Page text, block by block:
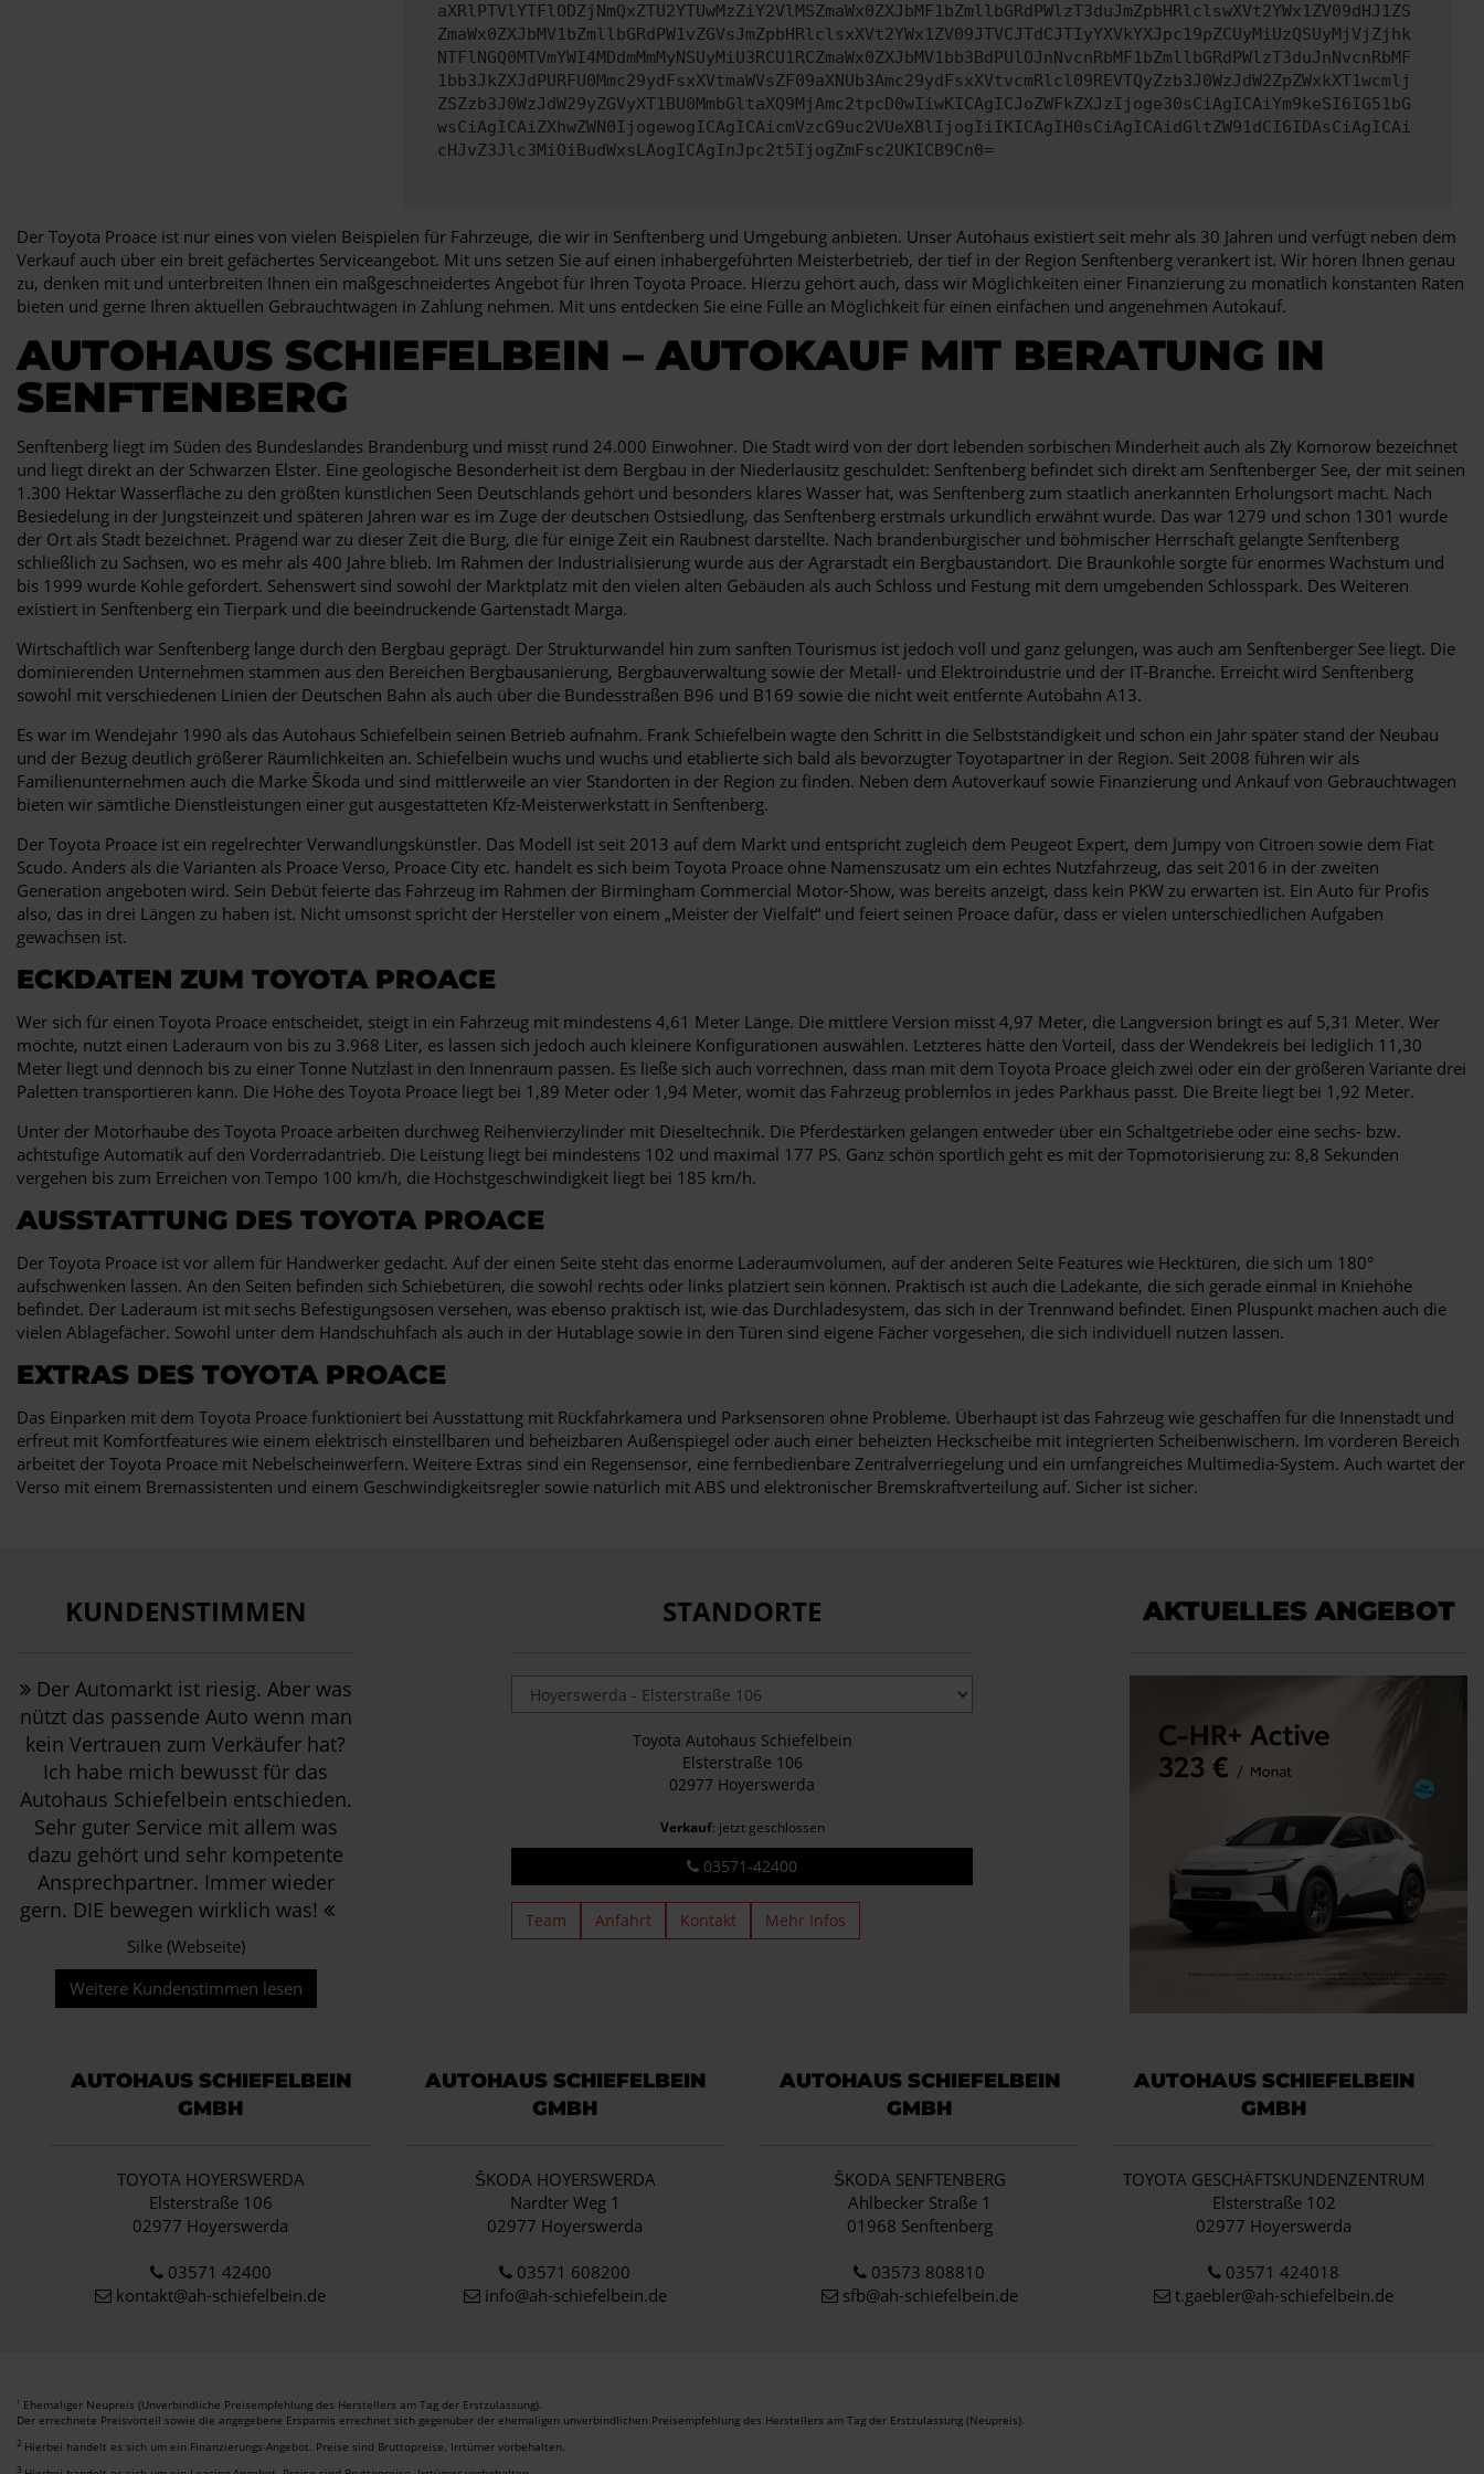
aXRlPTVlYTFlODZjNmQxZTU2YTUwMzZiY2VlMSZmaWx0ZXJbMF1bZmllbGRdPWlzT3duJmZpbHRlclswXVt2YWx1ZV09dHJ1ZS
ZmaWx0ZXJbMV1bZmllbGRdPW1vZGVsJmZpbHRlclsxXVt2YWx1ZV09JTVCJTdCJTIyYXVkYXJpc19pZCUyMiUzQSUyMjVjZjhk
NTFlNGQ0MTVmYWI4MDdmMmMyNSUyMiU3RCU1RCZmaWx0ZXJbMV1bb3BdPUlOJnNvcnRbMF1bZmllbGRdPWlzT3duJnNvcnRbMF
1bb3JkZXJdPURFU0Mmc29ydFsxXVtmaWVsZF09aXNUb3Amc29ydFsxXVtvcmRlcl09REVTQyZzb3J0WzJdW2ZpZWxkXT1wcmlj
ZSZzb3J0WzJdW29yZGVyXT1BU0MmbGltaXQ9MjAmc2tpcD0wIiwKICAgICJoZWFkZXJzIjoge30sCiAgICAiYm9keSI6IG51bG
wsCiAgICAiZXhwZWN0IjogewogICAgICAicmVzcG9uc2VUeXBlIjogIiIKICAgIH0sCiAgICAidGltZW91dCI6IDAsCiAgICAi
cHJvZ3Jlc3MiOiBudWxsLAogICAgInJpc2t5IjogZmFsc2UKICB9Cn0=
Der Toyota Proace ist nur eines von vielen Beispielen für Fahrzeuge, die wir in Senftenberg und Umgebung anbieten. Unser Autohaus existiert seit mehr als 30 Jahren und verfügt neben dem
Verkauf auch über ein breit gefächertes Serviceangebot. Mit uns setzen Sie auf einen inhabergeführten Meisterbetrieb, der tief in der Region Senftenberg verankert ist. Wir hören Ihnen genau
zu, denken mit und unterbreiten Ihnen ein maßgeschneidertes Angebot für Ihren Toyota Proace. Hierzu gehört auch, dass wir Möglichkeiten einer Finanzierung zu monatlich konstanten Raten
bieten und gerne Ihren aktuellen Gebrauchtwagen in Zahlung nehmen. Mit uns entdecken Sie eine Fülle an Möglichkeit für einen einfachen und angenehmen Autokauf.
AUTOHAUS SCHIEFELBEIN – AUTOKAUF MIT BERATUNG IN
SENFTENBERG
Senftenberg liegt im Süden des Bundeslandes Brandenburg und misst rund 24.000 Einwohner. Die Stadt wird von der dort lebenden sorbischen Minderheit auch als Zły Komorow bezeichnet
und liegt direkt an der Schwarzen Elster. Eine geologische Besonderheit ist dem Bergbau in der Niederlausitz geschuldet: Senftenberg befindet sich direkt am Senftenberger See, der mit seinen
1.300 Hektar Wasserfläche zu den größten künstlichen Seen Deutschlands gehört und besonders klares Wasser hat, was Senftenberg zum staatlich anerkannten Erholungsort macht. Nach
Besiedelung in der Jungsteinzeit und späteren Jahren war es im Zuge der deutschen Ostsiedlung, das Senftenberg erstmals urkundlich erwähnt wurde. Das war 1279 und schon 1301 wurde
der Ort als Stadt bezeichnet. Prägend war zu dieser Zeit die Burg, die für einige Zeit ein Raubnest darstellte. Nach brandenburgischer und böhmischer Herrschaft gelangte Senftenberg
schließlich zu Sachsen, wo es mehr als 400 Jahre blieb. Im Rahmen der Industrialisierung wurde aus der Agrarstadt ein Bergbaustandort. Die Braunkohle sorgte für enormes Wachstum und
bis 1999 wurde Kohle gefördert. Sehenswert sind sowohl der Marktplatz mit den vielen alten Gebäuden als auch Schloss und Festung mit dem umgebenden Schlosspark. Des Weiteren
existiert in Senftenberg ein Tierpark und die beeindruckende Gartenstadt Marga.
Wirtschaftlich war Senftenberg lange durch den Bergbau geprägt. Der Strukturwandel hin zum sanften Tourismus ist jedoch voll und ganz gelungen, was auch am Senftenberger See liegt. Die
dominierenden Unternehmen stammen aus den Bereichen Bergbausanierung, Bergbauverwaltung sowie der Metall- und Elektroindustrie und der IT-Branche. Erreicht wird Senftenberg
sowohl mit verschiedenen Linien der Deutschen Bahn als auch über die Bundesstraßen B96 und B169 sowie die nicht weit entfernte Autobahn A13.
Es war im Wendejahr 1990 als das Autohaus Schiefelbein seinen Betrieb aufnahm. Frank Schiefelbein wagte den Schritt in die Selbstständigkeit und schon ein Jahr später stand der Neubau
und der Bezug deutlich größerer Räumlichkeiten an. Schiefelbein wuchs und wuchs und etablierte sich bald als bevorzugter Toyotapartner in der Region. Seit 2008 führen wir als
Familienunternehmen auch die Marke Škoda und sind mittlerweile an vier Standorten in der Region zu finden. Neben dem Autoverkauf sowie Finanzierung und Ankauf von Gebrauchtwagen
bieten wir sämtliche Dienstleistungen einer gut ausgestatteten Kfz-Meisterwerkstatt in Senftenberg.
Der Toyota Proace ist ein regelrechter Verwandlungskünstler. Das Modell ist seit 2013 auf dem Markt und entspricht zugleich dem Peugeot Expert, dem Jumpy von Citroen sowie dem Fiat
Scudo. Anders als die Varianten als Proace Verso, Proace City etc. handelt es sich beim Toyota Proace ohne Namenszusatz um ein echtes Nutzfahrzeug, das seit 2016 in der zweiten
Generation angeboten wird. Sein Debüt feierte das Fahrzeug im Rahmen der Birmingham Commercial Motor-Show, was bereits anzeigt, dass kein PKW zu erwarten ist. Ein Auto für Profis
also, das in drei Längen zu haben ist. Nicht umsonst spricht der Hersteller von einem „Meister der Vielfalt“ und feiert seinen Proace dafür, dass er vielen unterschiedlichen Aufgaben
gewachsen ist.
ECKDATEN ZUM TOYOTA PROACE
Wer sich für einen Toyota Proace entscheidet, steigt in ein Fahrzeug mit mindestens 4,61 Meter Länge. Die mittlere Version misst 4,97 Meter, die Langversion bringt es auf 5,31 Meter. Wer
möchte, nutzt einen Laderaum von bis zu 3.968 Liter, es lassen sich jedoch auch kleinere Konfigurationen auswählen. Letzteres hätte den Vorteil, dass der Wendekreis bei lediglich 11,30
Meter liegt und dennoch bis zu einer Tonne Nutzlast in den Innenraum passen. Es ließe sich auch vorrechnen, dass man mit dem Toyota Proace gleich zwei oder ein der größeren Variante drei
Paletten transportieren kann. Die Höhe des Toyota Proace liegt bei 1,89 Meter oder 1,94 Meter, womit das Fahrzeug problemlos in jedes Parkhaus passt. Die Breite liegt bei 1,92 Meter.
Unter der Motorhaube des Toyota Proace arbeiten durchweg Reihenvierzylinder mit Dieseltechnik. Die Pferdestärken gelangen entweder über ein Schaltgetriebe oder eine sechs- bzw.
achtstufige Automatik auf den Vorderradantrieb. Die Leistung liegt bei mindestens 102 und maximal 177 PS. Ganz schön sportlich geht es mit der Topmotorisierung zu: 8,8 Sekunden
vergehen bis zum Erreichen von Tempo 100 km/h, die Höchstgeschwindigkeit liegt bei 185 km/h.
AUSSTATTUNG DES TOYOTA PROACE
Der Toyota Proace ist vor allem für Handwerker gedacht. Auf der einen Seite steht das enorme Laderaumvolumen, auf der anderen Seite Features wie Hecktüren, die sich um 180°
aufschwenken lassen. An den Seiten befinden sich Schiebetüren, die sowohl rechts oder links platziert sein können. Praktisch ist auch die Ladekante, die sich gerade einmal in Kniehöhe
befindet. Der Laderaum ist mit sechs Befestigungsösen versehen, was ebenso praktisch ist, wie das Durchladesystem, das sich in der Trennwand befindet. Einen Pluspunkt machen auch die
vielen Ablagefächer. Sowohl unter dem Handschuhfach als auch in der Hutablage sowie in den Türen sind eigene Fächer vorgesehen, die sich individuell nutzen lassen.
EXTRAS DES TOYOTA PROACE
Das Einparken mit dem Toyota Proace funktioniert bei Ausstattung mit Rückfahrkamera und Parksensoren ohne Probleme. Überhaupt ist das Fahrzeug wie geschaffen für die Innenstadt und
erfreut mit Komfortfeatures wie einem elektrisch einstellbaren und beheizbaren Außenspiegel oder auch einer beheizten Heckscheibe mit integrierten Scheibenwischern. Im vorderen Bereich
arbeitet der Toyota Proace mit Nebelscheinwerfern. Weitere Extras sind ein Regensensor, eine fernbedienbare Zentralverriegelung und ein umfangreiches Multimedia-System. Auch wartet der
Verso mit einem Bremassistenten und einem Geschwindigkeitsregler sowie natürlich mit ABS und elektronischer Bremskraftverteilung auf. Sicher ist sicher.
KUNDENSTIMMEN
Der Automarkt ist riesig. Aber was
nützt das passende Auto wenn man
kein Vertrauen zum Verkäufer hat?
Ich habe mich bewusst für das
Autohaus Schiefelbein entschieden.
Sehr guter Service mit allem was
dazu gehört und sehr kompetente
Ansprechpartner. Immer wieder
gern. DIE bewegen wirklich was!
Silke (Webseite)
Weitere Kundenstimmen lesen
STANDORTE
Toyota Autohaus Schiefelbein
Elsterstraße 106
02977 Hoyerswerda
Verkauf: jetzt geschlossen
03571-42400
Team Anfahrt Kontakt Mehr Infos
AKTUELLES ANGEBOT
AUTOHAUS SCHIEFELBEIN
GMBH
TOYOTA HOYERSWERDA
Elsterstraße 106
02977 Hoyerswerda
03571 42400
kontakt@ah-schiefelbein.de
AUTOHAUS SCHIEFELBEIN
GMBH
ŠKODA HOYERSWERDA
Nardter Weg 1
02977 Hoyerswerda
03571 608200
info@ah-schiefelbein.de
AUTOHAUS SCHIEFELBEIN
GMBH
ŠKODA SENFTENBERG
Ahlbecker Straße 1
01968 Senftenberg
03573 808810
sfb@ah-schiefelbein.de
AUTOHAUS SCHIEFELBEIN
GMBH
TOYOTA GESCHÄFTSKUNDENZENTRUM
Elsterstraße 102
02977 Hoyerswerda
03571 424018
t.gaebler@ah-schiefelbein.de
1 Ehemaliger Neupreis (Unverbindliche Preisempfehlung des Herstellers am Tag der Erstzulassung).
Der errechnete Preisvorteil sowie die angegebene Ersparnis errechnet sich gegenüber der ehemaligen unverbindlichen Preisempfehlung des Herstellers am Tag der Erstzulassung (Neupreis).
2 Hierbei handelt es sich um ein Finanzierungs-Angebot. Preise sind Bruttopreise. Irrtümer vorbehalten.
3